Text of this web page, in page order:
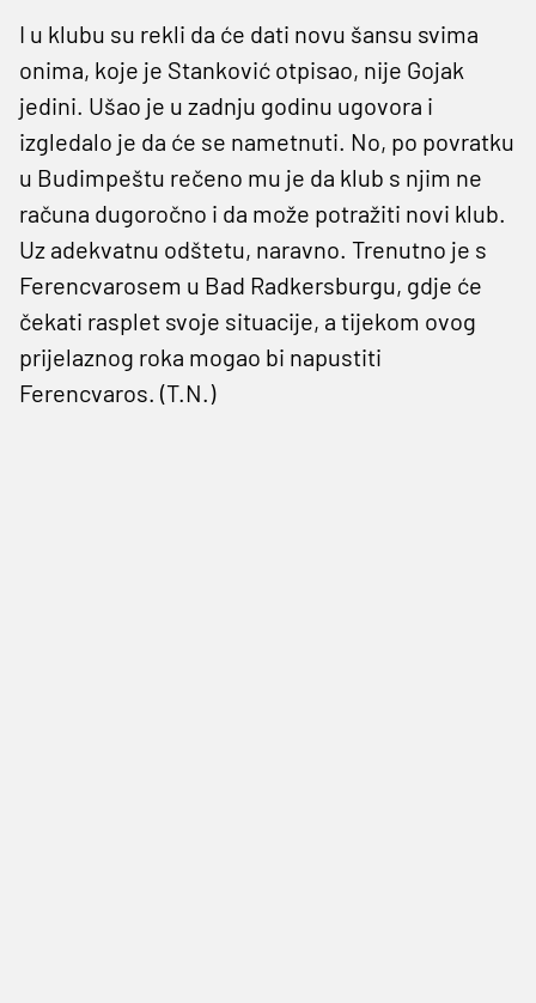
I u klubu su rekli da će dati novu šansu svima
onima, koje je Stanković otpisao, nije Gojak
jedini. Ušao je u zadnju godinu ugovora i
izgledalo je da će se nametnuti. No, po povratku
u Budimpeštu rečeno mu je da klub s njim ne
računa dugoročno i da može potražiti novi klub.
Uz adekvatnu odštetu, naravno. Trenutno je s
Ferencvarosem u Bad Radkersburgu, gdje će
čekati rasplet svoje situacije, a tijekom ovog
prijelaznog roka mogao bi napustiti
Ferencvaros. (T.N.)